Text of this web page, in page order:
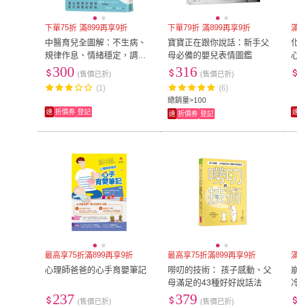
下單75折 滿899再享9折
中醫育兒全圖解：不生病、
規律作息、情緒穩定，調好
自律神經，最令人安心的養
生習慣60
300 (售價已折)
(1)
速 折價券 登記
下單79折 滿899再享9折
寶寶正在跟你說話：新手父
母必備的嬰兒表情圖鑑
總銷量>100
316 (售價已折)
(6)
速 折價券 登記
最高享75折滿899再享9折
心理師爸爸的心手育嬰筆記
237 (售價已折)
最高享75折滿899再享9折
嘮叨的技術： 孩子感動、父
母滿足的43種好好說話法
379 (售價已折)